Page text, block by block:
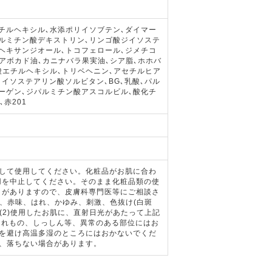
ルヘキシル､水添ポリイソブテン､ダイマー
ミチン酸デキストリン､リンゴ酸ジイソステ
サンジオール､トコフェロール､ジメチコ
ボカド油､カニナバラ果実油､シア脂､ホホバ
チルヘキシル､トリベヘニン､アセチルヒア
ソステアリン酸ソルビタン､BG､乳酸､パル
ゲン､ジパルミチン酸アスコルビル､酸化チ
赤201
て使用してください。化粧品がお肌に合わ
中止してください。そのまま化粧品類の使
ありますので、皮膚科専門医等にご相談さ
赤味、はれ、かゆみ、刺激、色抜け(白斑
使用したお肌に、直射日光があたって上記
もの、しっしん等、異常のある部位にはお
避け高温多湿のところにはおかないでくだ
落ちない場合があります。